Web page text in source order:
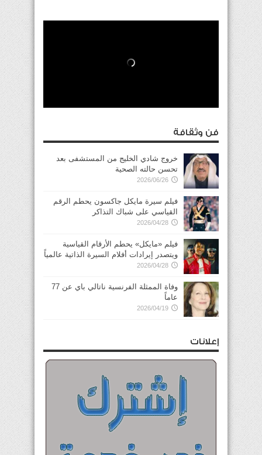
فن وثقافة
خروج شادي الخليج من المستشفى بعد
تحسن حالته الصحية
2026/06/26
فيلم سيرة مايكل جاكسون يحطم الرقم
القياسي على شباك التذاكر
2026/04/28
فيلم «مايكل» يحطم الأرقام القياسية
ويتصدر إيرادات أفلام السيرة الذاتية عالمياً
2026/04/28
وفاة الممثلة الفرنسية ناتالي باي عن 77
عاماً
2026/04/19
إعلانات